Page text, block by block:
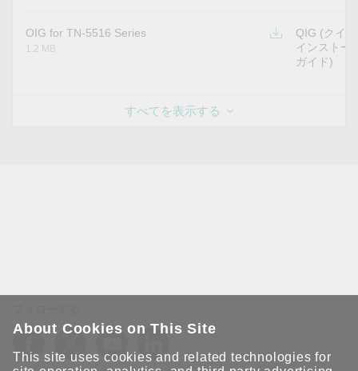
OIG for TN-5516 Series
1.2 MB
QIG (クイ
インストー
ガイド)
すべてを表示する
About Cookies on This Site
This site uses cookies and related technologies for